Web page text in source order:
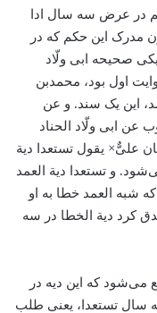
در عرض سه سال ادا
مدرک این حکم که در
صحیحه ابی ولّاد
اول بود، محمد‌بن
این یک سند. و عن
عن ابی ولّاد الحناد
علیٌّ× یقول تستعدا دیة
و تستعدا دیة العمد
شبه العمد خطا به او
کرد دیة الخطا در سه
می‌شود که این دیه در
تستعدا، یعنی طلب